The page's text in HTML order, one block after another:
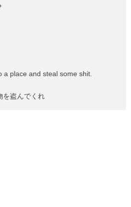
a place and steal some shit.
盗んでくれ